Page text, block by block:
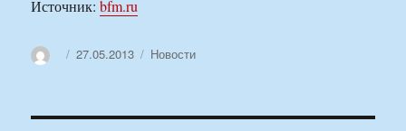
Источник:bfm.ru
АвторОпубликовано
27.05.2013 Рубрики
Новости